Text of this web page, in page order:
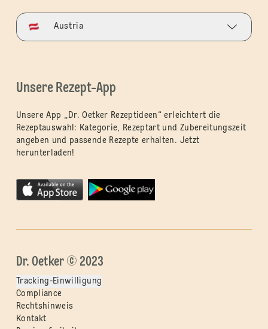
Austria
Unsere Rezept-App
Unsere App „Dr. Oetker Rezeptideen“ erleichtert die
Rezeptauswahl: Kategorie, Rezeptart und Zubereitungszeit
angeben und passende Rezepte erhalten. Jetzt
herunterladen!
Dr. Oetker © 2023
Tracking-Einwilligung
Compliance
Rechtshinweis
Kontakt